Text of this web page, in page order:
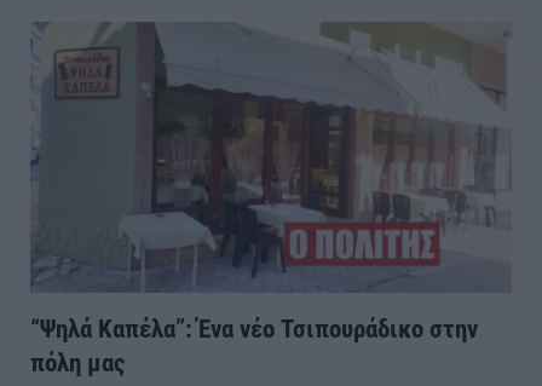
“Ψηλά Καπέλα”: Ένα νέο Τσιπουράδικο στην
πόλη μας